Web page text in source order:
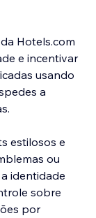
Hotels.com
e incentivar
usando
a
estilosos e
ou
identidade
sobre
por